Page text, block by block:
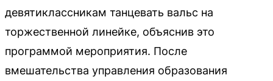
девятиклассникам танцевать вальс на
торжественной линейке, объяснив это
программой мероприятия. После
вмешательства управления образования